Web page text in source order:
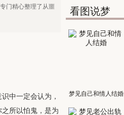
门精心整理了从噩
中一定会认为，
所以怕鬼，是为
看图说梦
梦见自己和情人结婚